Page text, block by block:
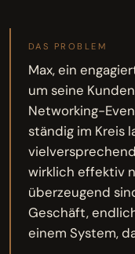
DAS PROBLEM
Max, ein
um seine
Networking-
ständig im Kreis
wirklich effektiv
überzeugend
Geschäft,
einem System,